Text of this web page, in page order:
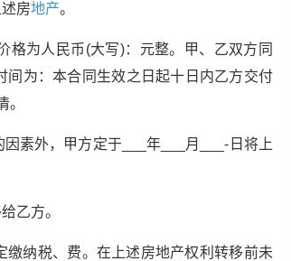
房地产。
格为人民币(大写)：元整。甲、乙双方同
为：本合同生效之日起十日内乙方交付
。
素外，甲方定于___年___月___-日将上
乙方。
纳税、费。在上述房地产权利转移前未